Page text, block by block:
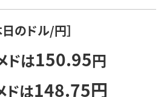
日のドル/円］
ドは150.95円
ドは148.75円